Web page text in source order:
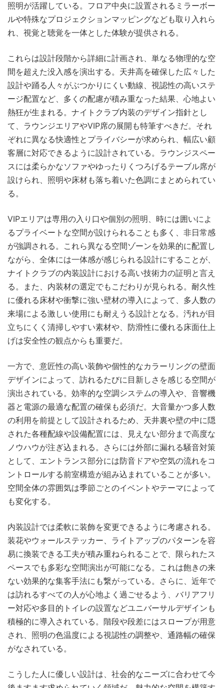
照明が活躍している。フロア中央に設置されるミラーボー
ルや特殊なプロジェクションマッピングなども取り入れら
れ、視覚と聴覚を一体とした体験が提供される。
これらは設計段階から詳細に計画され、単なる物理的な空
間を超えた没入感を演出する。天井高を確保した広々した
設計や踊る人々がぶつかりにくい動線、視認性の高いステ
ージ配置など、多くの配慮が積み重なった結果、心地よい
熱狂が生まれる。ナイトクラブ内装のデザイン指針とし
て、ラウンジエリアやVIP席の展開も特筆すべきだ。それ
ぞれに異なる快適性とプライバシーが求められ、幅広い顧
客層に対応できるように設計されている。ラウンジスペー
スには柔らかなソファやゆったりくつろげるテーブル席が
設けられ、照明や床材も落ち着いた色調にまとめられてい
る。
VIPエリアは専用の入り口や個別の照明、時には囲いによ
るプライベートな空間が設けられることも多く、非日常感
が強調される。これら異なる空間ゾーンを効果的に配置し
ながら、全体には一体感が感じられる設計にすることが、
ナイトクラブの内装設計における高い技術力の証明と言え
る。また、内装材の選定でもこだわりが見られる。耐久性
に優れる床材や衝撃に強い壁材の導入によって、多人数の
来場による激しい使用にも耐えうる設計となる。汚れが目
立ちにくく清掃しやすい素材や、防滑性に優れる床面仕上
げは安全性の観点からも重要だ。
一方で、意匠性の高い装飾や個性的なカラーリングの壁面
デザインによって、訪れるたびに目新しさを感じる空間が
演出されている。効率的な空調システムの導入や、音響機
器と電源の最適な配置の確保も必須だ。大音量かつ多人数
の利用を前提として設計されるため、天井裏や壁の中に隠
された各種配線や設備配置には、見えない部分まで高度な
ノウハウが注ぎ込まれる。さらには外部に漏れる騒音対策
として、エントランス部分には防音ドアや空気の流れをコ
ントロールする前室構造が組み込まれていることが多い。
空間全体の雰囲気は季節ごとのイベントやテーマによって
も変化する。
内装設計では柔軟に装飾を変更できるように考慮される。
装花やウォールステッカー、ライトアップのパターンを容
易に換装できる工夫が積み重ねられることで、限られたス
ペースでも多彩な空間演出が可能になる。これは飽きの来
ない効果的な集客手法にも繋がっている。さらに、近年で
は訪れるすべての人が心地よく過ごせるよう、バリアフリ
ー対応や多目的トイレの設置などユニバーサルデザインも
積極的に導入されている。階段や段差にはスロープが用意
され、照明の色温度による視認性の調整や、通路幅の確保
がなされている。
こうした人に優しい設計は、社会的なニーズに合わせて今